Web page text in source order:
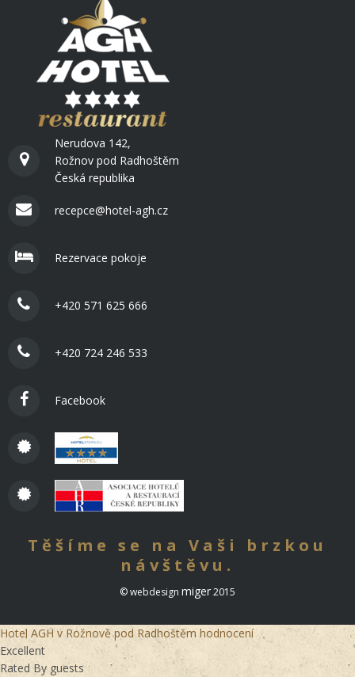
Nerudova 142,
Rožnov pod Radhoštěm
Česká republika
recepce@hotel-agh.cz
Rezervace pokoje
+420 571 625 666
+420 724 246 533
Facebook
Těšíme se na Vaši brzkou
návštěvu.
© webdesign miger2015
Hotel AGH v Rožnově pod Radhoštěm hodnocení
Excellent
Rated By guests